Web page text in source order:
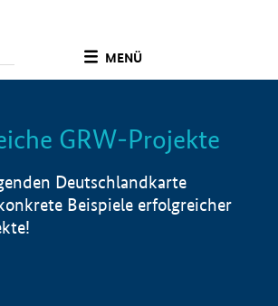
MENÜ
Info
GRW-Projekte
Deutschlandkarte
Beispiele erfolgreicher